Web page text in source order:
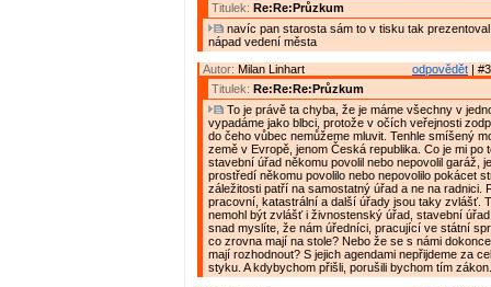
Titulek: Re:Re:Průzkum
navíc pan starosta sám to v tisku tak
nápad vedení města
odpovědět |
Autor: Milan Linhart
Titulek: Re:Re:Re:Průzkum
To je právě ta chyba, že je máme všechny v
vypadáme jako blbci, protože v očích veřejnosti
do čeho vůbec nemůžeme mluvit. Tenhle smíšený
země v Evropě, jenom Česká republika. Co je mi po
stavební úřad někomu povolil nebo nepovolil garáž,
prostředí někomu povolilo nebo nepovolilo pokácet
záležitosti patří na samostatný úřad a ne na radnici.
pracovní, katastrální a další úřady jsou taky zvlášť.
nemohl být zvlášť i živnostenský úřad, stavební
snad myslíte, že nám úředníci, pracující ve státní
co zrovna mají na stole? Nebo že se s námi
mají rozhodnout? S jejich agendami nepřijdeme za
styku. A kdybychom přišli, porušili bychom tím zákon.